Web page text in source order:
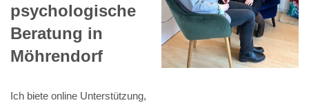
psychologische
Beratung in
Möhrendorf
Ich biete online Unterstützung,